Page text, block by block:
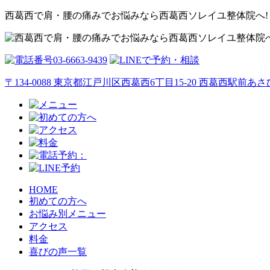
西葛西で肩・腰の痛みでお悩みなら西葛西ソレイユ整体院へ!
〒134-0088 東京都江戸川区西葛西6丁目15-20 西葛西駅前あ
HOME
初めての方へ
お悩み別メニュー
アクセス
料金
喜びの声一覧